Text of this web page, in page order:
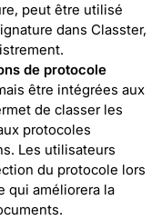
peut être utilisé
dans Classter,
de protocole
être intégrées aux
de classer les
protocoles
Les utilisateurs
du protocole lors
qui améliorera la